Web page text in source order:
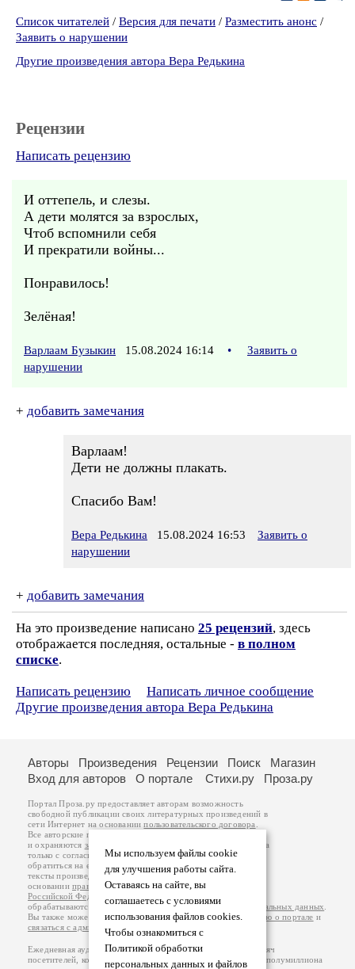
Список читателей / Версия для печати / Разместить анонс /
Заявить о нарушении
Другие произведения автора Вера Редькина
Рецензии
Написать рецензию
И оттепель, и слезы.
А дети молятся за взрослых,
Чтоб вспомнили себя
И прекратили войны...
Понравилось!
Зелёная!
Варлаам Бузыкин 15.08.2024 16:14 •
Заявить о
нарушении
+ добавить замечания
Варлаам!
Дети не должны плакать.
Спасибо Вам!
Вера Редькина 15.08.2024 16:53
Заявить о
нарушении
+ добавить замечания
На это произведение написано 25 рецензий, здесь
отображается последняя, остальные - в полном
списке.
Написать рецензию
Написать личное сообщение
Другие произведения автора Вера Редькина
Мы используем файлы cookie
для улучшения работы сайта.
Оставаясь на сайте, вы
соглашаетесь с условиями
использования файлов cookies.
Чтобы ознакомиться с
Политикой обработки
персональных данных и файлов
Авторы Произведения Рецензии Поиск
Магазин
Вход для авторов
О портале Стихи.ру Проза.ру
Портал Проза.ру предоставляет авторам возможность
свободной публикации своих литературных произведений в
сети Интернет на основаниипользовательского договора
Все авторские права на произведения принадлежат авторам
и охраняются законом
. Перепечатка произведений возможна
только с согласия его автора, к которому вы можете
обратиться на его авторской странице. Ответственность за
тексты произведений авторы несут самостоятельно на
основанииправил публикацииизаконодательства
Российской Федерации
обрабатываются на основанииПолитики обработки персональных данных
Вы также можете посмотреть более подробнуюинформацию о портале и
связаться с администрацией
Ежедневная аудитория портала Проза.ру – порядка 100 тысяч
посетителей, которые в общей сумме просматривают более полумиллиона